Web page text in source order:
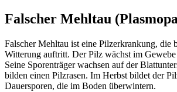
Falscher Mehltau
Falscher Mehltau ist eine Pilzerkrankung, die
Witterung auftritt. Der Pilz wächst im
Seine Sporenträger wachsen auf der
bilden einen Pilzrasen. Im Herbst bildet der
Dauersporen, die im Boden überwintern.